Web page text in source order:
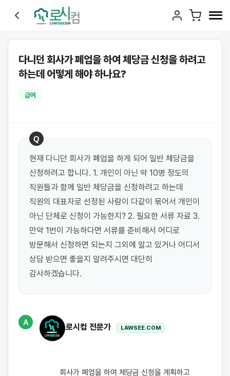
다니던 회사가 폐업을 하여 체당금 신청을 하려고
하는데 어떻게 해야 하나요?
급여
Q
현재 다니던 회사가 폐업을 하게 되어 일반 체당금을
신청하려고 합니다. 1. 개인이 아닌 약 10명 정도의
직원들과 함께 일반 체당금을 신청하려고 하는데
직원의 대표자로 선정된 사람이 다같이 묶어서 개인이
아닌 단체로 신청이 가능한지? 2. 필요한 서류 자료 3.
만약 1번이 가능하다면 서류를 준비해서 어디로
방문해서 신청하면 되는지 그외에 알고 있거나 어디서
상담 받으면 좋을지 알려주시면 대단히
감사하겠습니다.
A
로시컴 전문가 LAWSEE.COM